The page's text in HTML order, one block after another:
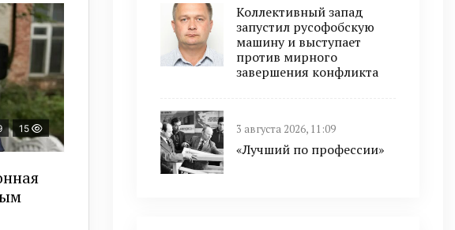
15
Коллективный запад
запустил русофобскую
машину и выступает
против мирного
завершения конфликта
3 августа 2026, 11:09
«Лучший по профессии»